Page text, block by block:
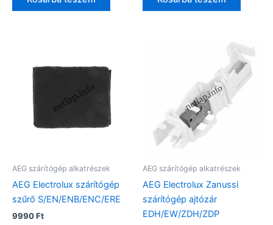
AEG szárítógép alkatrészek
AEG Electrolux szárítógép
szűrő S/EN/ENB/ENC/ERE
9990Ft
AEG szárítógép alkatrészek
AEG Electrolux Zanussi
szárítógép ajtózár
EDH/EW/ZDH/ZDP